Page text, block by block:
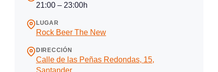
21:00 – 23:00h
LUGAR
Rock Beer The New
DIRECCIÓN
Calle de las Peñas Redondas, 15,
Santander